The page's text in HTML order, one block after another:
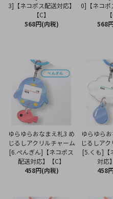
3]【ネコポス配送対応】
【C】
568円(内税)
0]【ネコポ
568
ゆらゆらおなまえ札3 め
じるしアクリルチャーム
[6.ぺんぎん]【ネコポス
配送対応】【C】
458円(内税)
ゆらゆら
じるしア
[5.くも]【
対応
458